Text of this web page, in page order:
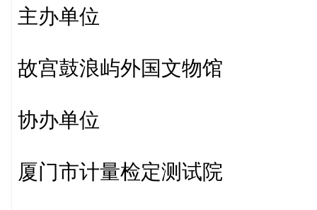
主办单位
故宫鼓浪屿外国文物馆
协办单位
厦门市计量检定测试院